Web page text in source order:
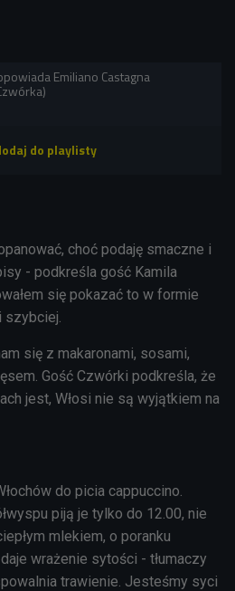
Emiliano Castagna
choć podaję smaczne i
- podkreśla gość Kamila
się pokazać to w formie
szybciej.
się z makaronami, sosami,
Gość Czwórki podkreśla, że
jest, Włosi nie są wyjątkiem na
do picia cappuccino.
piją je tylko do 12.00, nie
mlekiem, o poranku
wrażenie sytości - tłumaczy
trawienie. Jesteśmy syci